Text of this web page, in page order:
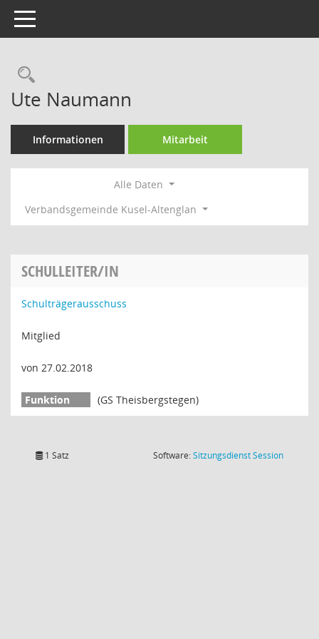
Toggle navigation
Rechercheauswahl
Ute Naumann
Informationen Mitarbeit
Alle Daten
Verbandsgemeinde Kusel-Altenglan
SCHULLEITER/IN
Schulträgerausschuss
Mitglied
von 27.02.2018
(GS Theisbergstegen)
1 Satz Software:SitzungsdienstSession(Wird in